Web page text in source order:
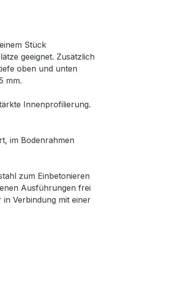
Stück
geeignet. Zusätzlich
oben und unten
mm.
Innenprofilierung.
im Bodenrahmen
zum Einbetonieren
Ausführungen frei
Verbindung mit einer